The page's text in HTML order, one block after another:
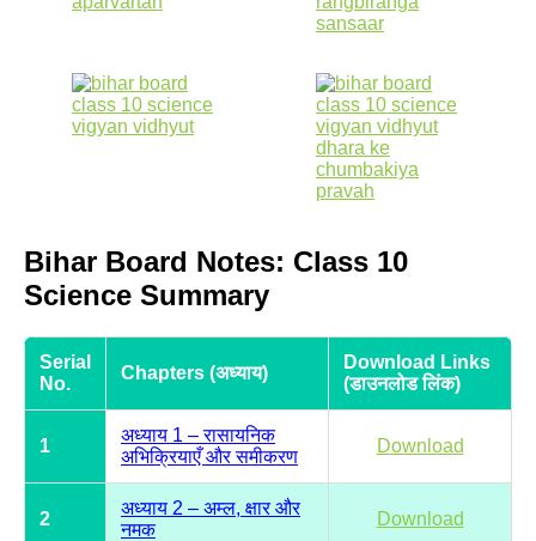
Bihar Board Notes: Class 10
Science Summary
Serial
No.
Chapters (अध्याय)
Download Links
(डाउनलोड लिंक)
1
अध्याय 1 – रासायनिक
अभिक्रियाएँ और समीकरण
Download
2
अध्याय 2 – अम्ल, क्षार और
नमक
Download